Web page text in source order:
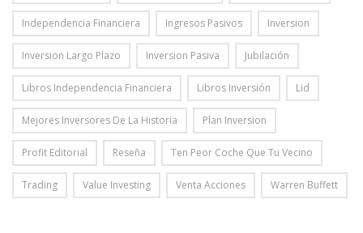
Independencia Financiera Ingresos Pasivos Inversion
Inversion Largo Plazo Inversion Pasiva Jubilación
Libros Independencia Financiera Libros Inversión Lid
Mejores Inversores De La Historia Plan Inversion
Profit Editorial Reseña Ten Peor Coche Que Tu Vecino
Trading Value Investing Venta Acciones Warren Buffett